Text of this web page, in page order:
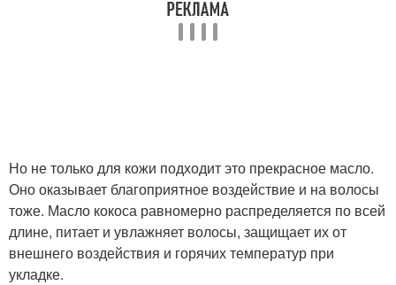
Но не только для кожи подходит это прекрасное масло.
Оно оказывает благоприятное воздействие и на волосы
тоже. Масло кокоса равномерно распределяется по всей
длине, питает и увлажняет волосы, защищает их от
внешнего воздействия и горячих температур при
укладке.